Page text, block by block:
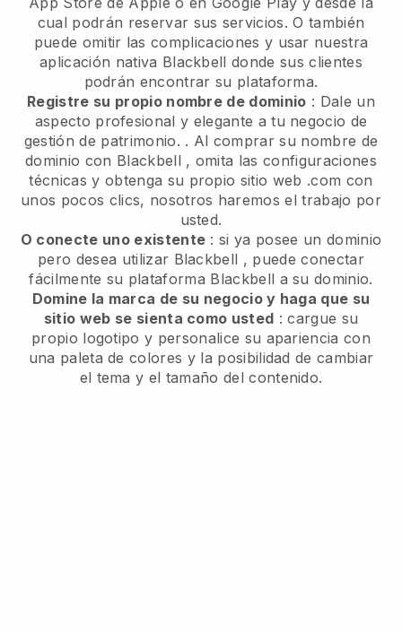
cual podrán reservar sus servicios. O también
puede omitir las complicaciones y usar nuestra
aplicación nativa Blackbell donde sus clientes
podrán encontrar su plataforma.
Registre su propio nombre de dominio : Dale un
aspecto profesional y elegante a tu negocio de
gestión de patrimonio. . Al comprar su nombre de
dominio con Blackbell , omita las configuraciones
técnicas y obtenga su propio sitio web .com con
unos pocos clics, nosotros haremos el trabajo por
usted.
O conecte uno existente : si ya posee un dominio
pero desea utilizar Blackbell , puede conectar
fácilmente su plataforma Blackbell a su dominio.
Domine la marca de su negocio y haga que su
sitio web se sienta como usted : cargue su
propio logotipo y personalice su apariencia con
una paleta de colores y la posibilidad de cambiar
el tema y el tamaño del contenido.